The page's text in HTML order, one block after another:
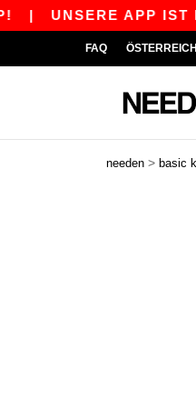
APP IST LIVE!
FAQ ÖSTERREICH
needen > basic